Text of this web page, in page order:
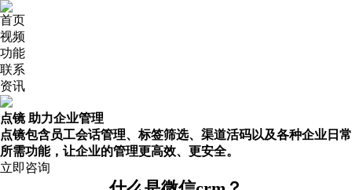
首页
视频
功能
联系
资讯
点镜 助力企业管理
点镜包含员工会话管理、标签筛选、渠道活码以及各种企业日常
所需功能，让企业的管理更高效、更安全。
立即咨询